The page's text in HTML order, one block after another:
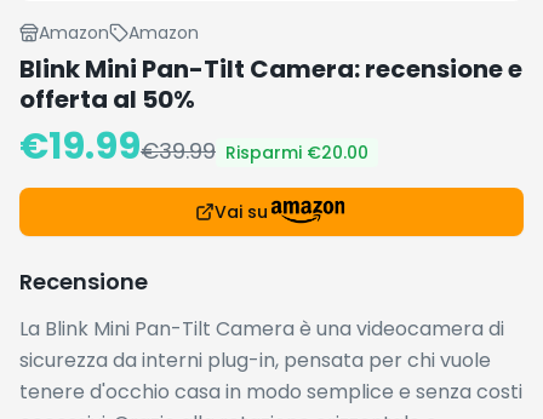
Amazon Amazon
Blink Mini Pan-Tilt Camera: recensione e
offerta al 50%
€19.99€39.99 Risparmi €20.00
Vai su
Recensione
La Blink Mini Pan-Tilt Camera è una videocamera di
sicurezza da interni plug-in, pensata per chi vuole
tenere d'occhio casa in modo semplice e senza costi